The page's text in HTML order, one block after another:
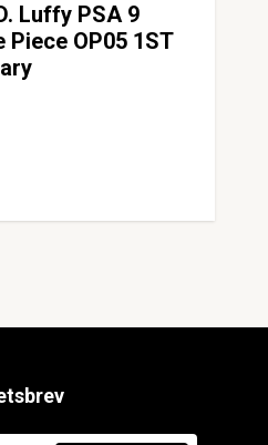
Luffy PSA 9
Piece OP05 1ST